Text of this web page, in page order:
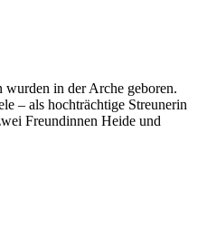
in der Arche geboren.
– als hochträchtige Streunerin
Freundinnen Heide und